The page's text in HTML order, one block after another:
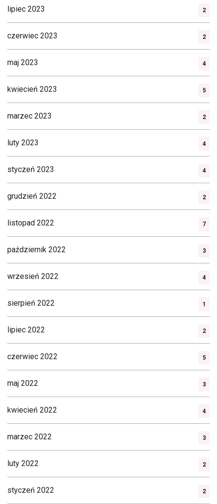
lipiec 2023 2
czerwiec 2023 2
maj 2023 4
kwiecień 2023 5
marzec 2023 2
luty 2023 4
styczeń 2023 4
grudzień 2022 2
listopad 2022 7
październik 2022 3
wrzesień 2022 4
sierpień 2022 1
lipiec 2022 2
czerwiec 2022 5
maj 2022 3
kwiecień 2022 4
marzec 2022 3
luty 2022 2
styczeń 2022 2